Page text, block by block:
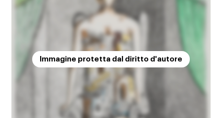
Immagine protetta dal diritto d'autore